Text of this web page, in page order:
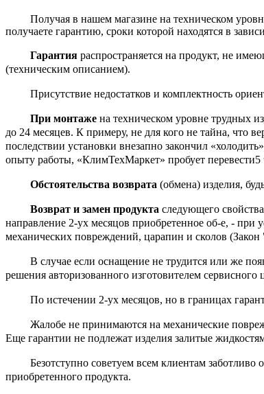
Получая в нашем магазине на техническом
получаете гарантию, сроки которой находятся в
Гарантия распространяется на продукт, не
(техническим описанием).
Присутствие недостатков и комплектность
При монтаже на техническом уровне трудных
до 24 месяцев. К примеру, не для кого не тайна, что
последствии установки внезапно закончил
опыту работы, «КлимТехМаркет» пробует
Обстоятельства возврата (обмена) изделия,
Возврат и замен продукта следующего
направление 2-ух месяцов приобретенное об-е, - при
механических повреждений, царапин и сколов (Закон
В случае если оснащение не трудится или же
решения авторизованного изготовителем
По истечении 2-ух месяцов, но в границах
Жалобе не принимаются на механические
Еще гарантии не подлежат изделия залитые
Безотступно советуем всем клиентам заботливо
приобретенного продукта.